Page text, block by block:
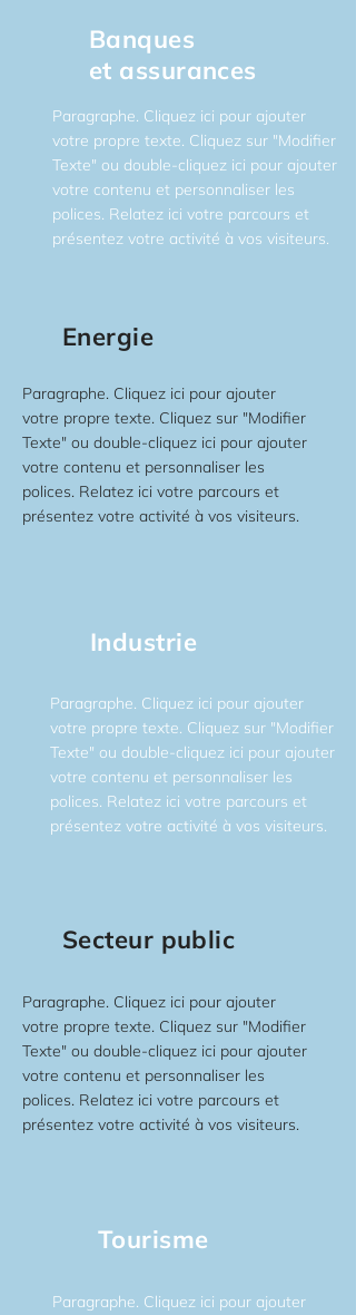
Banques
et assurances
Paragraphe. Cliquez ici pour ajouter
votre propre texte. Cliquez sur "Modifier
Texte" ou double-cliquez ici pour ajouter
votre contenu et personnaliser les
polices. Relatez ici votre parcours et
présentez votre activité à vos visiteurs.
Energie
Paragraphe. Cliquez ici pour ajouter
votre propre texte. Cliquez sur "Modifier
Texte" ou double-cliquez ici pour ajouter
votre contenu et personnaliser les
polices. Relatez ici votre parcours et
présentez votre activité à vos visiteurs.
Industrie
Paragraphe. Cliquez ici pour ajouter
votre propre texte. Cliquez sur "Modifier
Texte" ou double-cliquez ici pour ajouter
votre contenu et personnaliser les
polices. Relatez ici votre parcours et
présentez votre activité à vos visiteurs.
Secteur public
Paragraphe. Cliquez ici pour ajouter
votre propre texte. Cliquez sur "Modifier
Texte" ou double-cliquez ici pour ajouter
votre contenu et personnaliser les
polices. Relatez ici votre parcours et
présentez votre activité à vos visiteurs.
Tourisme
Paragraphe. Cliquez ici pour ajouter